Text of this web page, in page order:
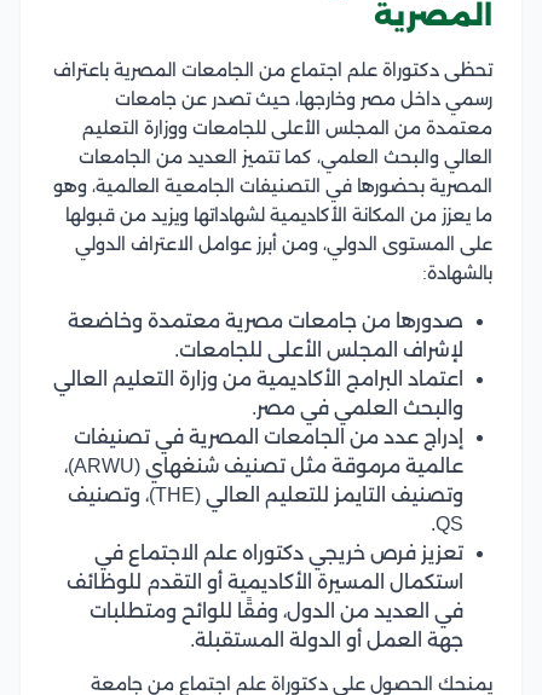
المصرية
تحظى دكتوراة علم اجتماع من الجامعات المصرية باعتراف
رسمي داخل مصر وخارجها، حيث تصدر عن جامعات
معتمدة من المجلس الأعلى للجامعات ووزارة التعليم
العالي والبحث العلمي، كما تتميز العديد من الجامعات
المصرية بحضورها في التصنيفات الجامعية العالمية، وهو
ما يعزز من المكانة الأكاديمية لشهاداتها ويزيد من قبولها
على المستوى الدولي، ومن أبرز عوامل الاعتراف الدولي
بالشهادة:
صدورها من جامعات مصرية معتمدة وخاضعة
لإشراف المجلس الأعلى للجامعات.
اعتماد البرامج الأكاديمية من وزارة التعليم العالي
والبحث العلمي في مصر.
إدراج عدد من الجامعات المصرية في تصنيفات
عالمية مرموقة مثل تصنيف شنغهاي (ARWU)،
وتصنيف التايمز للتعليم العالي (THE)، وتصنيف
QS.
تعزيز فرص خريجي دكتوراه علم الاجتماع في
استكمال المسيرة الأكاديمية أو التقدم للوظائف
في العديد من الدول، وفقًا للوائح ومتطلبات
جهة العمل أو الدولة المستقبلة.
يمنحك الحصول على دكتوراة علم اجتماع من جامعة